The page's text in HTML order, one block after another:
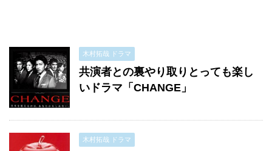
木村拓哉 ドラマ
共演者との裏やり取りとっても楽し
いドラマ「CHANGE」
木村拓哉 ドラマ